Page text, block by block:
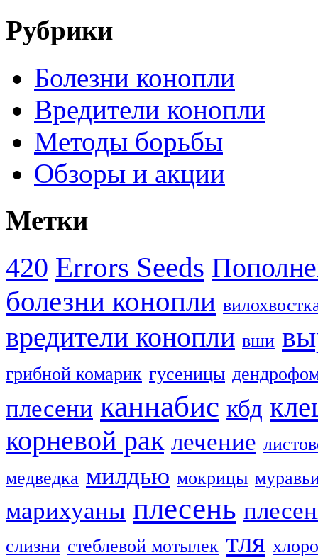
Рубрики
Болезни конопли
Вредители конопли
Методы борьбы
Обзоры и акции
Метки
420 Errors Seeds
болезни конопли
вредители конопли вши
грибной комарик гусеницы
плесени каннабис кбд
корневой рак лечение
медведка милдью мокрицы
марихуаны плесень
слизни стеблевой мотылек тля